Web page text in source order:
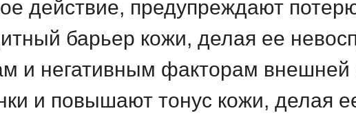
действие, предупреждают
барьер кожи, делая ее
и негативным факторам внешней
и повышают тонус кожи, делая